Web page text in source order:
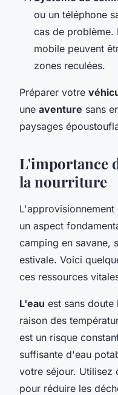
ou un téléphone
cas de problème.
mobile peuvent
zones reculées.
Préparer votre
une aventure sans
paysages
L'importance
la nourriture
L'approvisionnement
un aspect
camping en savane,
estivale. Voici
ces ressources
L'eau est sans
raison des
est un risque
suffisante d'eau
votre séjour. Utilisez
pour réduire les